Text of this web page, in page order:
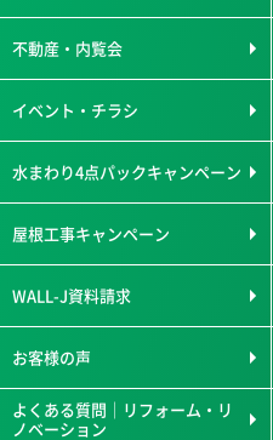
不動産・内覧会
イベント・チラシ
水まわり4点パックキャンペーン
屋根工事キャンペーン
WALL-J資料請求
お客様の声
よくある質問｜リフォーム・リ
ノベーション